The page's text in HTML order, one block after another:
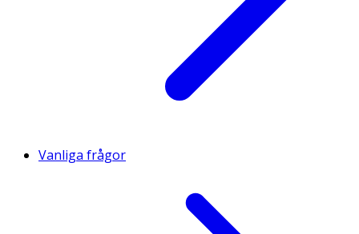
Vanliga frågor